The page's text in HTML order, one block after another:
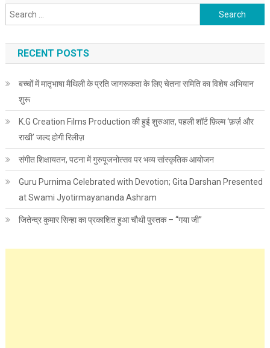
Search for:
RECENT POSTS
बच्चों में मातृभाषा मैथिली के प्रति जागरूकता के लिए चेतना समिति का विशेष अभियान
शुरू
K.G Creation Films Production की हुई शुरुआत, पहली शॉर्ट फ़िल्म ‘फ़र्ज़ और
राखी’ जल्द होगी रिलीज़
संगीत शिक्षायतन, पटना में गुरुपूजनोत्सव पर भव्य सांस्कृतिक आयोजन
Guru Purnima Celebrated with Devotion; Gita Darshan Presented
at Swami Jyotirmayananda Ashram
जितेन्द्र कुमार सिन्हा का प्रकाशित हुआ चौथी पुस्तक – “गया जी”